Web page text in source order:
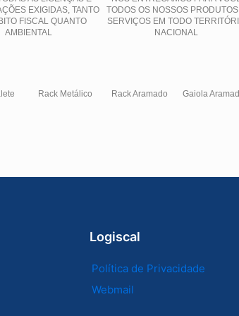
EXIGIDAS, TANTO
FISCAL QUANTO
AMBIENTAL
TODOS OS NOSSOS
SERVIÇOS EM TODO
NACIONAL
Rack Metálico Rack Aramado Gaiola
Logiscal
Política de Privacidade
Webmail